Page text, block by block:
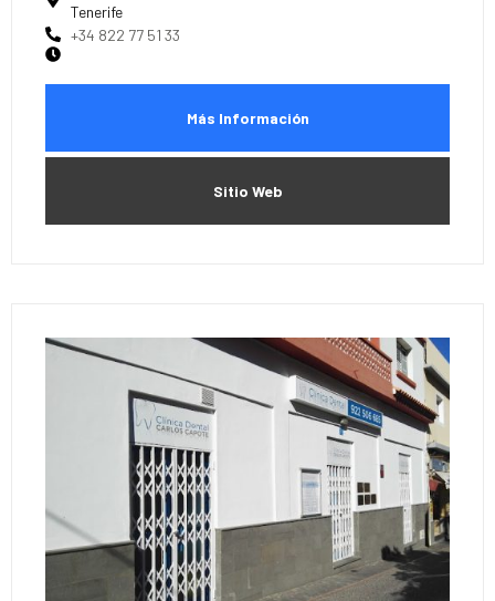
Tenerife
+34 822 77 51 33
Más Información
Sitio Web